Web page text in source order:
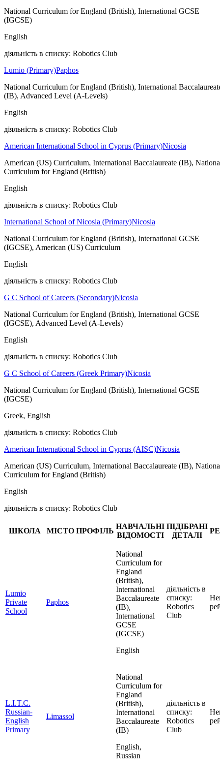
National Curriculum for England (British), International GCSE
(IGCSE)
English
діяльність в списку: Robotics Club
Lumio (Primary)Paphos
National Curriculum for England (British), International
(IB), Advanced Level (A-Levels)
English
діяльність в списку: Robotics Club
American International School in Cyprus (Primary)Nicosia
American (US) Curriculum, International Baccalaureate (IB),
Curriculum for England (British)
English
діяльність в списку: Robotics Club
International School of Nicosia (Primary)Nicosia
National Curriculum for England (British), International GCSE
(IGCSE), American (US) Curriculum
English
діяльність в списку: Robotics Club
G C School of Careers (Secondary)Nicosia
National Curriculum for England (British), International GCSE
(IGCSE), Advanced Level (A-Levels)
English
діяльність в списку: Robotics Club
G C School of Careers (Greek Primary)Nicosia
National Curriculum for England (British), International GCSE
(IGCSE)
Greek, English
діяльність в списку: Robotics Club
American International School in Cyprus (AISC)Nicosia
American (US) Curriculum, International Baccalaureate (IB),
Curriculum for England (British)
English
діяльність в списку: Robotics Club
ШКОЛА МІСТО ПРОФІЛЬ
НАВЧАЛЬНІ
ВІДОМОСТІ
ПІДІБРАНІ
ДЕТАЛІ
Lumio
Private
School
Paphos
National
Curriculum for
England
(British),
International
Baccalaureate
(IB),
International
GCSE
(IGCSE)
English
діяльність в
списку:
Robotics
Club
L.I.T.C.
Russian-
English
Primary
Limassol
National
Curriculum for
England
(British),
International
Baccalaureate
(IB)
English,
Russian
діяльність в
списку:
Robotics
Club